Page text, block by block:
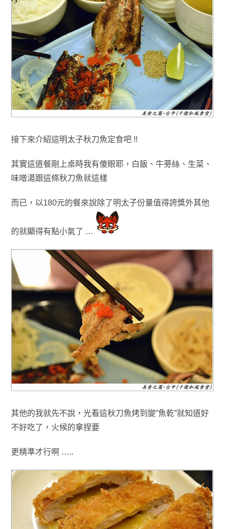
接下來介紹這明太子秋刀魚定食吧 !!
其實這道餐剛上桌時我有傻眼耶， 白飯 、 牛蒡絲 、 生菜、
味噌湯跟這條秋刀魚就這樣
而已，以180元的餐來說除了明太子份量值得誇獎外其他
的就顯得有點小氣了 …
其他的我就先不說，光看這秋刀魚烤到變”魚乾”就知道好
不好吃了 ， 火候的拿捏要
更精準才行啊 …..